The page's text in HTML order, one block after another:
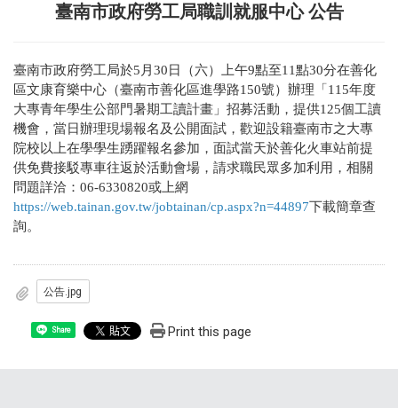
臺南市政府勞工局職訓就服中心 公告
臺南市政府勞工局於5月30日（六）上午9點至11點30分在善化
區文康育樂中心（臺南市善化區進學路150號）辦理「115年度
大專青年學生公部門暑期工讀計畫」招募活動，提供125個工讀
機會，當日辦理現場報名及公開面試，歡迎設籍臺南市之大專
院校以上在學學生踴躍報名參加，面試當天於善化火車站前提
供免費接駁專車往返於活動會場，請求職民眾多加利用，相關
問題詳洽：06-6330820或上網
https://web.tainan.gov.tw/jobtainan/cp.aspx?n=44897下載簡章查
詢。
公告.jpg
Share Print this page